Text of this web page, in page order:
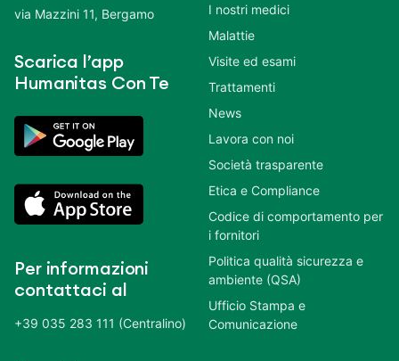
via Mazzini 11, Bergamo
Scarica l’app
Humanitas Con Te
Per informazioni
contattaci al
+39 035 283 111 (Centralino)
I nostri medici
Malattie
Visite ed esami
Trattamenti
News
Lavora con noi
Società trasparente
Etica e Compliance
Codice di comportamento per
i fornitori
Politica qualità sicurezza e
ambiente (QSA)
Ufficio Stampa e
Comunicazione